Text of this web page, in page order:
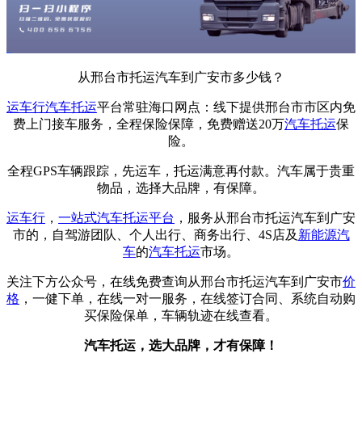
从邢台市托运汽车到广安市多少钱？
运车行汽车托运平台常驻海口网点：线下提供邢台市市区内免
费上门接车服务，全程保险保障，免费赠送20万汽车托运保
险。
全程GPS车辆跟踪，先运车，托运满意再付款。汽车属于贵重
物品，选择大品牌，有保障。
运车行 ， 一站式汽车托运平台 ，服务从邢台市托运汽车到广安
市的，自驾游团队、个人出行、商务出行、4S店及 新能源汽
车的汽车托运市场。
关注下方公众号，在线免费查询从邢台市托运汽车到广安市价
格 ，一健下单，在线一对一服务，在线签订合同、系统自动购
买保险保单，车辆轨迹在线查看。
汽车托运，选大品牌，才有保障！